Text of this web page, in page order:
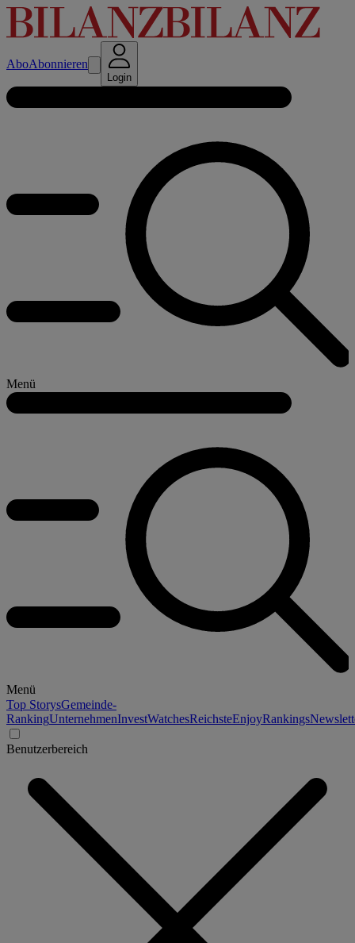
AboAbonnieren
Login
Menü
Menü
Top StorysGemeinde-
RankingUnternehmenInvestWatchesReichsteEnjoyRankings
Benutzerbereich